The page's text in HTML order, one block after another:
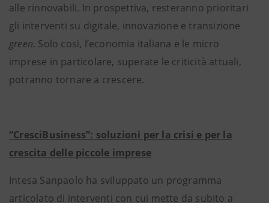
alle rinnovabili. In prospettiva, resteranno prioritari
gli interventi su digitale, innovazione e transizione
green. Solo così, l’economia italiana e le micro
imprese in particolare, superate le criticità attuali,
potranno tornare a crescere.
“CresciBusiness”: soluzioni per la crisi e per la
crescita delle piccole imprese
Intesa Sanpaolo ha sviluppato un programma
articolato di interventi con cui mette da subito a